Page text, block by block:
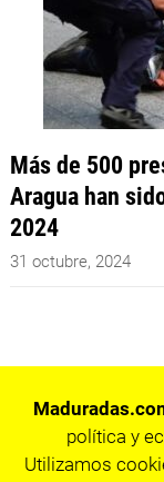
Más de 500
Aragua han
2024
31 octubre, 2024
política y
Utilizamos